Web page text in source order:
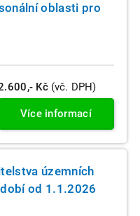
oblasti pro
Kč (vč. DPH)
Více informací
územních
od 1.1.2026